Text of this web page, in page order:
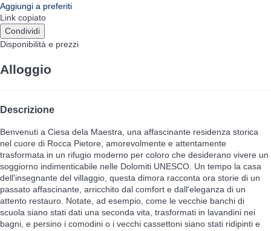
Aggiungi a preferiti
Link copiato
Condividi
Disponibilità e prezzi
Alloggio
Descrizione
Benvenuti a Ciesa dela Maestra, una affascinante residenza storica
nel cuore di Rocca Pietore, amorevolmente e attentamente
trasformata in un rifugio moderno per coloro che desiderano vivere un
soggiorno indimenticabile nelle Dolomiti UNESCO. Un tempo la casa
dell'insegnante del villaggio, questa dimora racconta ora storie di un
passato affascinante, arricchito dal comfort e dall'eleganza di un
attento restauro. Notate, ad esempio, come le vecchie banchi di
scuola siano stati dati una seconda vita, trasformati in lavandini nei
bagni, e persino i comodini o i vecchi cassettoni siano stati ridipinti e